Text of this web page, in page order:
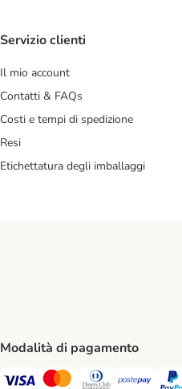
Servizio clienti
Il mio account
Contatti & FAQs
Costi e tempi di spedizione
Resi
Etichettatura degli imballaggi
Modalità di pagamento